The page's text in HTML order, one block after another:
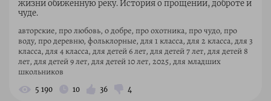
жизни обиженную реку. История о прощении, доброте и
чуде.
авторские, про любовь, о добре, про охотника, про чудо, про
воду, про деревню, фольклорные, для 1 класса, для 2 класса, для 3
класса, для 4 класса, для детей 6 лет, для детей 7 лет, для детей 8
лет, для детей 9 лет, для детей 10 лет, 2025, для младших
школьников
5 190 10 36 4